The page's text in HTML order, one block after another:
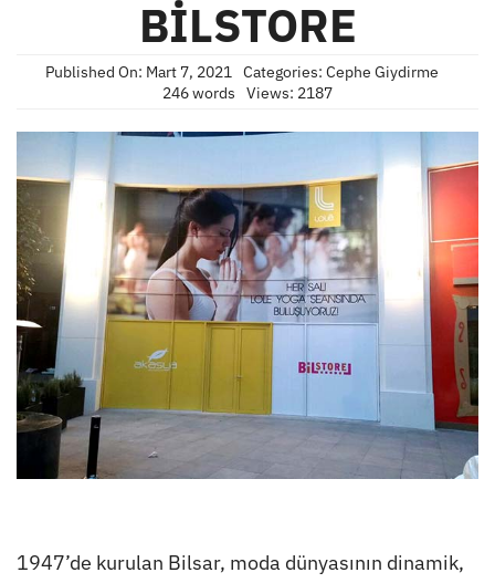
BİLSTORE
Published On: Mart 7, 2021 Categories: Cephe Giydirme
246 words
Views: 2187
1947’de kurulan Bilsar, moda dünyasının dinamik,